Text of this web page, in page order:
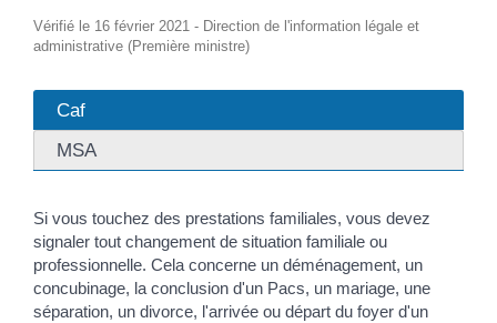
Vérifié le 16 février 2021 - Direction de l'information légale et
administrative (Première ministre)
Caf
MSA
Si vous touchez des prestations familiales, vous devez
signaler tout changement de situation familiale ou
professionnelle. Cela concerne un déménagement, un
concubinage, la conclusion d'un Pacs, un mariage, une
séparation, un divorce, l'arrivée ou départ du foyer d'un